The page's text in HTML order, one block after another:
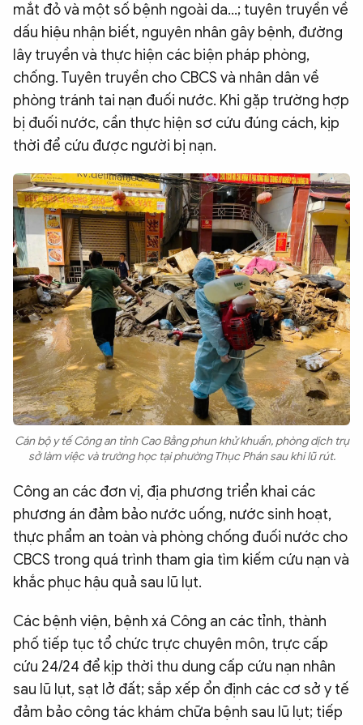
mắt đỏ và một số bệnh ngoài da...; tuyên truyền về
dấu hiệu nhận biết, nguyên nhân gây bệnh, đường
lây truyền và thực hiện các biện pháp phòng,
chống. Tuyên truyền cho CBCS và nhân dân về
phòng tránh tai nạn đuối nước. Khi gặp trường hợp
bị đuối nước, cần thực hiện sơ cứu đúng cách, kịp
thời để cứu được người bị nạn.
Cán bộ y tế Công an tỉnh Cao Bằng phun khử khuẩn, phòng dịch trụ
sở làm việc và trường học tại phường Thục Phán sau khi lũ rút.
Công an các đơn vị, địa phương triển khai các
phương án đảm bảo nước uống, nước sinh hoạt,
thực phẩm an toàn và phòng chống đuối nước cho
CBCS trong quá trình tham gia tìm kiếm cứu nạn và
khắc phục hậu quả sau lũ lụt.
Các bệnh viện, bệnh xá Công an các tỉnh, thành
phố tiếp tục tổ chức trực chuyên môn, trực cấp
cứu 24/24 để kịp thời thu dung cấp cứu nạn nhân
sau lũ lụt, sạt lở đất; sắp xếp ổn định các cơ sở y tế
đảm bảo công tác khám chữa bệnh sau lũ lụt; tiếp